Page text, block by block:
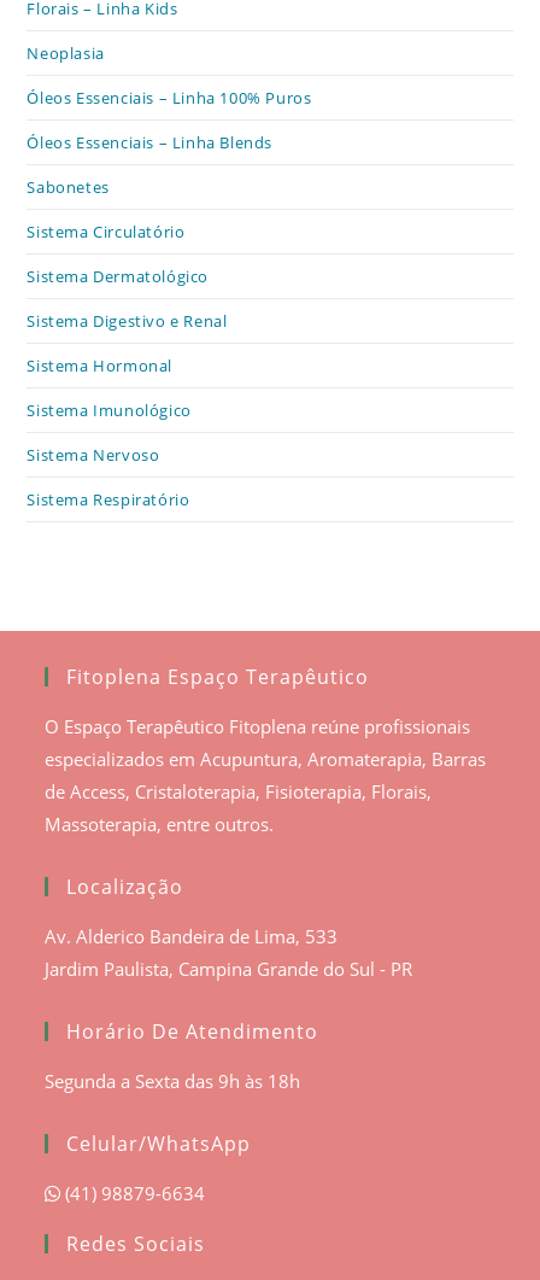
Florais – Linha Kids
Neoplasia
Óleos Essenciais – Linha 100% Puros
Óleos Essenciais – Linha Blends
Sabonetes
Sistema Circulatório
Sistema Dermatológico
Sistema Digestivo e Renal
Sistema Hormonal
Sistema Imunológico
Sistema Nervoso
Sistema Respiratório
Fitoplena Espaço Terapêutico
O Espaço Terapêutico Fitoplena reúne profissionais
especializados em Acupuntura, Aromaterapia, Barras
de Access, Cristaloterapia, Fisioterapia, Florais,
Massoterapia, entre outros.
Localização
Av. Alderico Bandeira de Lima, 533
Jardim Paulista, Campina Grande do Sul - PR
Horário De Atendimento
Segunda a Sexta das 9h às 18h
Celular/WhatsApp
(41) 98879-6634
Redes Sociais